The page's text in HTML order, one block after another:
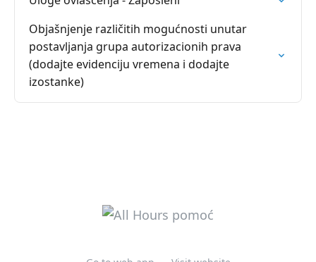
Objašnjenje različitih mogućnosti unutar
postavljanja grupa autorizacionih prava
(dodajte evidenciju vremena i dodajte
izostanke)